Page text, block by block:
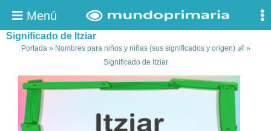
Menú
Significado de Itziar
Portada» Nombres para niños y niñas (sus significados y origen) 👶»
Significado de Itziar